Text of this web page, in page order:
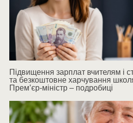
Підвищення зарплат вчителям і
та безкоштовне харчування
Прем’єр-міністр – подробиці